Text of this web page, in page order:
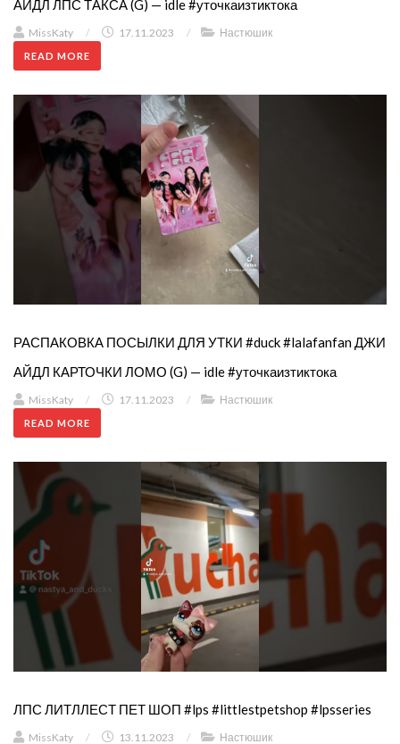
АЙДЛ ЛПС ТАКСА (G) — idle #уточкаизтиктока
MissKaty / 17.11.2023 / Настюшик
READ MORE
РАСПАКОВКА ПОСЫЛКИ ДЛЯ УТКИ #duck #lalafanfan ДЖИ
АЙДЛ КАРТОЧКИ ЛОМО (G) — idle #уточкаизтиктока
MissKaty / 17.11.2023 / Настюшик
READ MORE
ЛПС ЛИТЛЛЕСТ ПЕТ ШОП #lps #littlestpetshop #lpsseries
MissKaty / 13.11.2023 / Настюшик